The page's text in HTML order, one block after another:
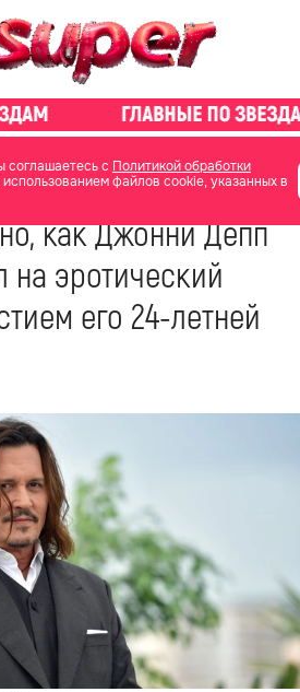
соглашаетесь с Политикой обработки
использованием файлов cookie, указанных в
о звездах
как Джонни Депп
на эротический
его 24-летней